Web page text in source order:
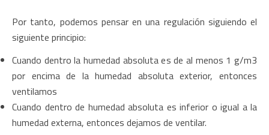
Por tanto, podemos pensar en una regulación siguiendo el
siguiente principio:
Cuando dentro la humedad absoluta es de al menos 1 g/m3
por encima de la humedad absoluta exterior, entonces
ventilamos
Cuando dentro de humedad absoluta es inferior o igual a la
humedad externa, entonces dejamos de ventilar.